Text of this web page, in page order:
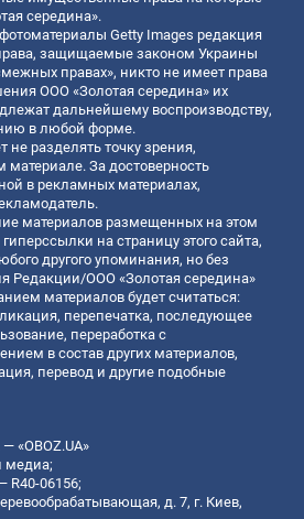
середина».
Getty Images редакция
защищаемые законом Украины
правах», никто не имеет права
ООО «Золотая середина» их
дальнейшему воспроизводству,
в любой форме.
не разделять точку зрения,
За достоверность
в рекламных материалах,
материалов размещенных на этом
на страницу этого сайта,
другого упоминания, но без
Редакции/ООО «Золотая середина»
материалов будет считаться:
перепечатка, последующее
переработка с
в состав других материалов,
перевод и другие подобные
«OBOZ.UA»
медиа;
R40-06156;
д. 7, г. Киев,